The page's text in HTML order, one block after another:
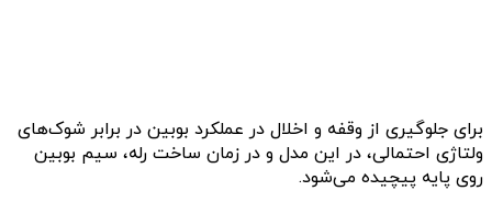
برای جلوگیری از وقفه و اخلال در عملکرد بوبین در برابر شوک‌های
ولتاژی احتمالی، در این مدل و در زمان ساخت رله، سیم بوبین
روی پایه پیچیده می‌شود.